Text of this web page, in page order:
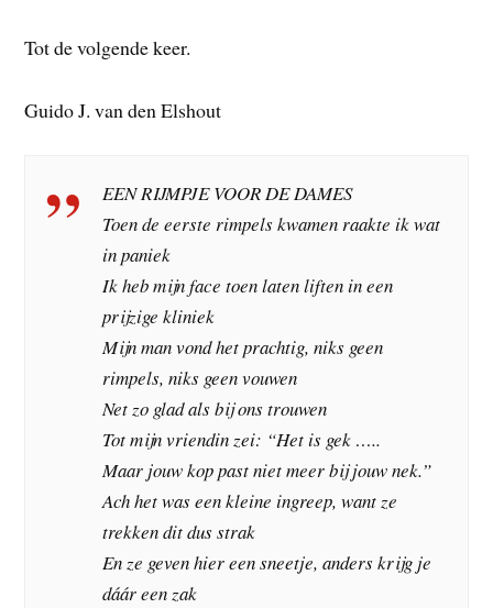
Tot de volgende keer.
Guido J. van den Elshout
EEN RIJMPJE VOOR DE DAMES
Toen de eerste rimpels kwamen raakte ik wat
in paniek
Ik heb mijn face toen laten liften in een
prijzige kliniek
Mijn man vond het prachtig, niks geen
rimpels, niks geen vouwen
Net zo glad als bij ons trouwen
Tot mijn vriendin zei: “Het is gek …..
Maar jouw kop past niet meer bij jouw nek.”
Ach het was een kleine ingreep, want ze
trekken dit dus strak
En ze geven hier een sneetje, anders krijg je
dáár een zak